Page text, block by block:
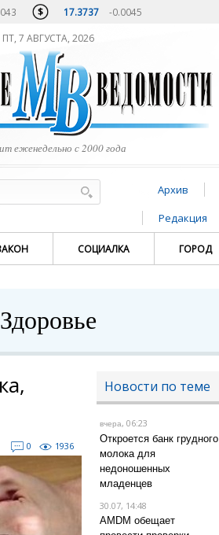
17.3737 -0.0045
ПТ, 7 АВГУСТА, 2026
еженедельно с 2000 года
Архив
Редакция
СОЦИАЛКА ГОРОД
Здоровье
0 1936
Новости по теме
вчера, 06:23
Откроется банк грудного
молока для
недоношенных
младенцев
30.07, 14:48
AMDM обещает